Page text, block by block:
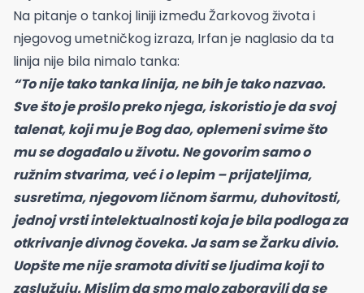
Na pitanje o tankoj liniji između Žarkovog života i
njegovog umetničkog izraza, Irfan je naglasio da ta
linija nije bila nimalo tanka:
“To nije tako tanka linija, ne bih je tako nazvao.
Sve što je prošlo preko njega, iskoristio je da svoj
talenat, koji mu je Bog dao, oplemeni svime što
mu se događalo u životu. Ne govorim samo o
ružnim stvarima, već i o lepim – prijateljima,
susretima, njegovom ličnom šarmu, duhovitosti,
jednoj vrsti intelektualnosti koja je bila podloga za
otkrivanje divnog čoveka. Ja sam se Žarku divio.
Uopšte me nije sramota diviti se ljudima koji to
zaslužuju. Mislim da smo malo zaboravili da se